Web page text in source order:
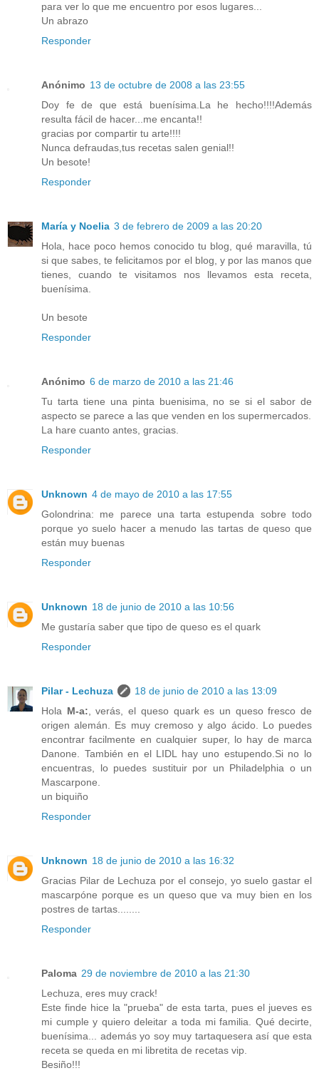
para ver lo que me encuentro por esos lugares...
Un abrazo
Responder
Anónimo 13 de octubre de 2008 a las 23:55
Doy fe de que está buenísima.La he hecho!!!!Además
resulta fácil de hacer...me encanta!!
gracias por compartir tu arte!!!!
Nunca defraudas,tus recetas salen genial!!
Un besote!
Responder
María y Noelia 3 de febrero de 2009 a las 20:20
Hola, hace poco hemos conocido tu blog, qué maravilla, tú
si que sabes, te felicitamos por el blog, y por las manos que
tienes, cuando te visitamos nos llevamos esta receta,
buenísima.
Un besote
Responder
Anónimo 6 de marzo de 2010 a las 21:46
Tu tarta tiene una pinta buenisima, no se si el sabor de
aspecto se parece a las que venden en los supermercados.
La hare cuanto antes, gracias.
Responder
Unknown 4 de mayo de 2010 a las 17:55
Golondrina: me parece una tarta estupenda sobre todo
porque yo suelo hacer a menudo las tartas de queso que
están muy buenas
Responder
Unknown 18 de junio de 2010 a las 10:56
Me gustaría saber que tipo de queso es el quark
Responder
Pilar - Lechuza
18 de junio de 2010 a las 13:09
Hola M-a: , verás, el queso quark es un queso fresco de
origen alemán. Es muy cremoso y algo ácido. Lo puedes
encontrar facilmente en cualquier super, lo hay de marca
Danone. También en el LIDL hay uno estupendo.Si no lo
encuentras, lo puedes sustituir por un Philadelphia o un
Mascarpone.
un biquiño
Responder
Unknown 18 de junio de 2010 a las 16:32
Gracias Pilar de Lechuza por el consejo, yo suelo gastar el
mascarpóne porque es un queso que va muy bien en los
postres de tartas........
Responder
Paloma 29 de noviembre de 2010 a las 21:30
Lechuza, eres muy crack!
Este finde hice la "prueba" de esta tarta, pues el jueves es
mi cumple y quiero deleitar a toda mi familia. Qué decirte,
buenísima... además yo soy muy tartaquesera así que esta
receta se queda en mi libretita de recetas vip.
Besiño!!!